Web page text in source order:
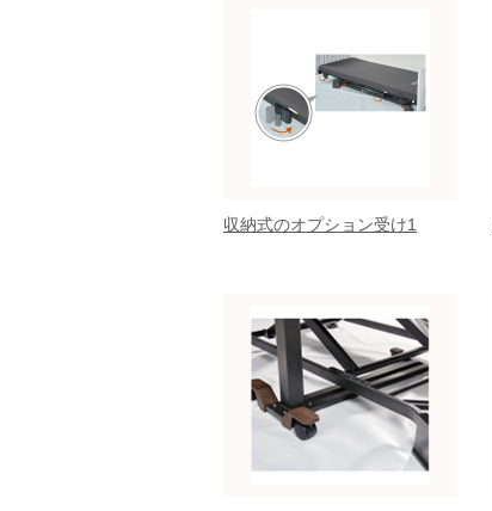
収納式のオプション受け1